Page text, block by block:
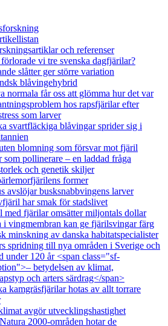
och referenser
vi tre svenska dagfjärilar?
slåtter ger större variation
blåvingehybrid
normala får oss att glömma hur det var
hos rapsfjärilar efter
som larver
svartfläckiga blåvingar sprider sig i
blomning som försvar mot fjäril
som pollinerare – en laddad fråga
och genetik skiljer
former
avslöjar busksnabbvingens larver
har smak för stadslivet
med fjärilar omsätter miljontals dollar
i vingmembran kan ge fjärilsvingar färg
minskning av danska habitatspecialister
spridning till nya områden i Sverige och
under 120 år <span class="sf-
betydelsen av klimat,
och arters särdrag</span>
kamgräsfjärilar hotas av allt torrare
avgör utvecklingshastighet
2000-områden hotar de